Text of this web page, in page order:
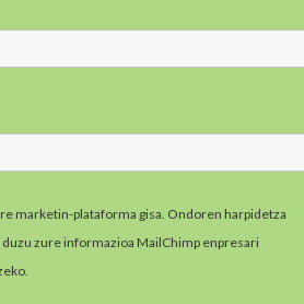
marketin-plataforma gisa. Ondoren harpidetza
zure informazioa MailChimp enpresari